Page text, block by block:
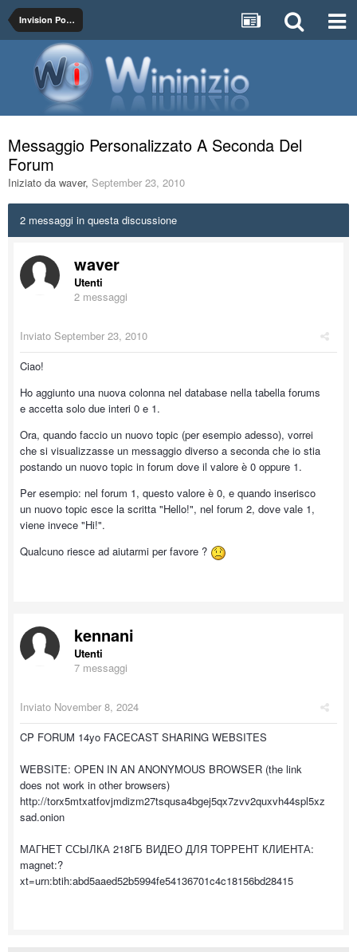
Invision Power Board
Messaggio Personalizzato A Seconda Del
Forum
Iniziato da waver, September 23, 2010
2 messaggi in questa discussione
waver
Utenti
2 messaggi
Inviato September 23, 2010
Ciao!
Ho aggiunto una nuova colonna nel database nella tabella forums
e accetta solo due interi 0 e 1.
Ora, quando faccio un nuovo topic (per esempio adesso), vorrei
che si visualizzasse un messaggio diverso a seconda che io stia
postando un nuovo topic in forum dove il valore è 0 oppure 1.
Per esempio: nel forum 1, questo valore è 0, e quando inserisco
un nuovo topic esce la scritta "Hello!", nel forum 2, dove vale 1,
viene invece "Hi!".
Qualcuno riesce ad aiutarmi per favore ?
kennani
Utenti
7 messaggi
Inviato November 8, 2024
CP FORUM 14yo FACECAST SHARING WEBSITES
WEBSITE: OPEN IN AN ANONYMOUS BROWSER (the link
does not work in other browsers)
http://torx5mtxatfovjmdizm27tsqusa4bgej5qx7zvv2quxvh44spl5xz
sad.onion
МАГНЕТ ССЫЛКА 218ГБ ВИДЕО ДЛЯ ТОРРЕНТ КЛИЕНТА:
magnet:?
xt=urn:btih:abd5aaed52b5994fe54136701c4c18156bd28415